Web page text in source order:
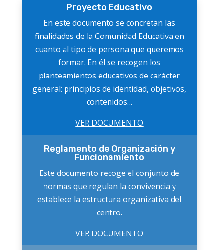
Proyecto Educativo
En este documento se concretan las
finalidades de la Comunidad Educativa en
cuanto al tipo de persona que queremos
formar. En él se recogen los
planteamientos educativos de carácter
general: principios de identidad, objetivos,
contenidos…
VER DOCUMENTO
Reglamento de Organización y
Funcionamiento
Este documento recoge el conjunto de
normas que regulan la convivencia y
establece la estructura organizativa del
centro.
VER DOCUMENTO